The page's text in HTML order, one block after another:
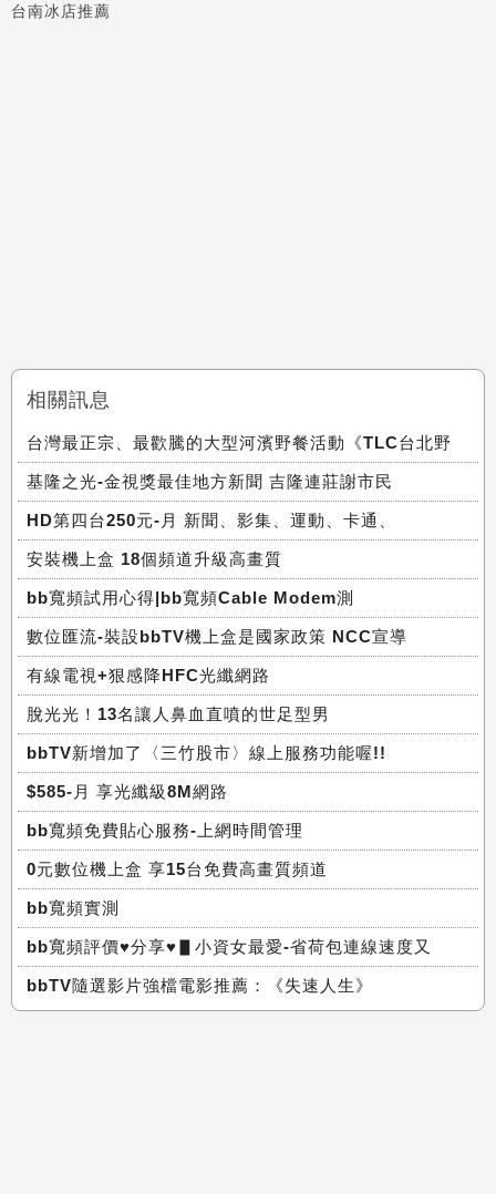
台南冰店推薦
相關訊息
台灣最正宗、最歡騰的大型河濱野餐活動《TLC台北野
基隆之光-金視獎最佳地方新聞 吉隆連莊謝市民
HD第四台250元-月 新聞、影集、運動、卡通、
安裝機上盒 18個頻道升級高畫質
bb寬頻試用心得|bb寬頻Cable Modem測
數位匯流-裝設bbTV機上盒是國家政策 NCC宣導
有線電視+狠感降HFC光纖網路
脫光光！13名讓人鼻血直噴的世足型男
bbTV新增加了〈三竹股市〉線上服務功能喔!!
$585-月 享光纖級8M網路
bb寬頻免費貼心服務-上網時間管理
0元數位機上盒 享15台免費高畫質頻道
bb寬頻實測
bb寬頻評價♥分享♥▋小資女最愛-省荷包連線速度又
bbTV隨選影片強檔電影推薦：《失速人生》